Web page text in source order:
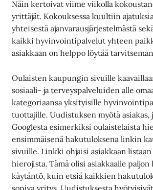
Näin kertoivat viime viikolla
yrittäjät. Kokouksessa kuultiin
yhteisestä ajanvarausjärjestelmästä
kaikki hyvinvointipalvelut yhteen
asiakkaan on helppo löytää
Oulaisten kaupungin sivuille
sosiaali- ja terveyspalveluiden alle
kategoriaansa yksityisille
tuottajille. Uudistuksen myötä asiakas,
Googlesta esimerkiksi oulaistelaista
ensimmäisenä hakutuloksena linkin
sivuille. Linkki ohjaisi asiakkaan
hierojista. Tämä olisi asiakkaalle paljon
käytäntö, kuin etsiä kaikkien
sopiva yritys. Uudistuksesta